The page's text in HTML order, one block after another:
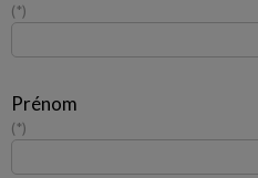
*
Prénom
*